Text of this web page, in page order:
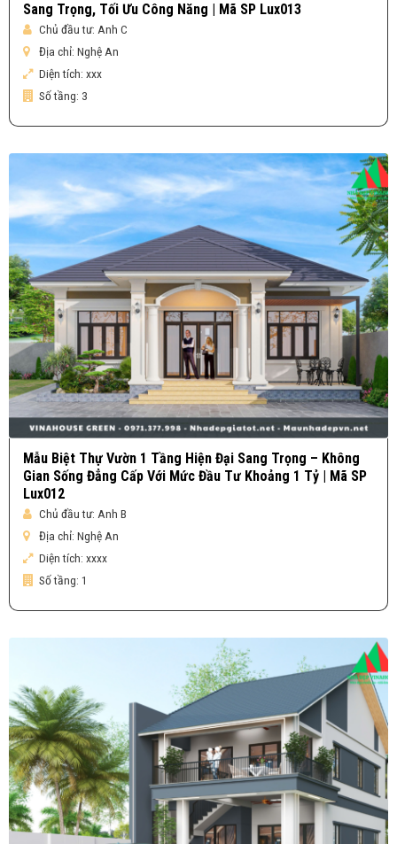
Sang Trọng, Tối Ưu Công Năng | Mã SP Lux013
Chủ đầu tư: Anh C
Địa chỉ: Nghệ An
Diện tích: xxx
Số tầng: 3
Mẫu Biệt Thự Vườn 1 Tầng Hiện Đại Sang Trọng – Không
Gian Sống Đẳng Cấp Với Mức Đầu Tư Khoảng 1 Tỷ | Mã SP
Lux012
Chủ đầu tư: Anh B
Địa chỉ: Nghệ An
Diện tích: xxxx
Số tầng: 1